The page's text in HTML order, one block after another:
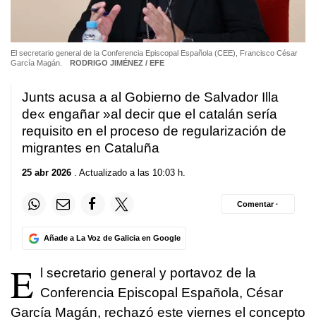
El secretario general de la Conferencia Episcopal Española (CEE), Francisco César
García Magán.
RODRIGO JIMÉNEZ / EFE
Junts acusa a al Gobierno de Salvador Illa
de« engañar »al decir que el catalán sería
requisito en el proceso de regularización de
migrantes en Cataluña
25 abr 2026 . Actualizado a las 10:03 h.
Añade a La Voz de Galicia en Google
Comentar ·
E
l secretario general y portavoz de la
Conferencia Episcopal Española, César
García Magán, rechazó este viernes el concepto